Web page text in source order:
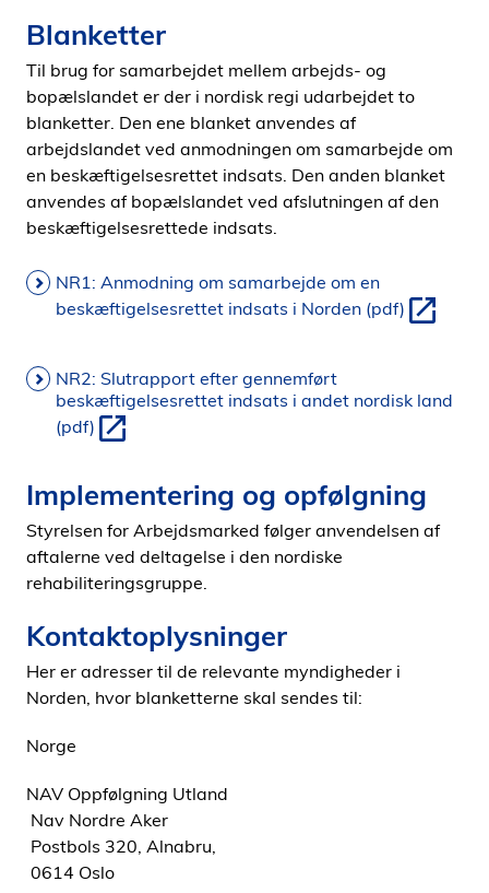
Blanketter
Til brug for samarbejdet mellem arbejds- og
bopælslandet er der i nordisk regi udarbejdet to
blanketter. Den ene blanket anvendes af
arbejdslandet ved anmodningen om samarbejde om
en beskæftigelsesrettet indsats. Den anden blanket
anvendes af bopælslandet ved afslutningen af den
beskæftigelsesrettede indsats.
NR1: Anmodning om samarbejde om en
beskæftigelsesrettet indsats i Norden (pdf)
NR2: Slutrapport efter gennemført
beskæftigelsesrettet indsats i andet nordisk land
(pdf)
Implementering og opfølgning
Styrelsen for Arbejdsmarked følger anvendelsen af
aftalerne ved deltagelse i den nordiske
rehabiliteringsgruppe.
Kontaktoplysninger
Her er adresser til de relevante myndigheder i
Norden, hvor blanketterne skal sendes til:
Norge
NAV Oppfølgning Utland
Nav Nordre Aker
Postbols 320, Alnabru,
0614 Oslo